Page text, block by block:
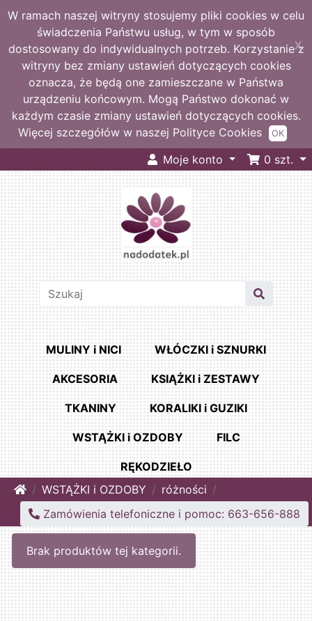
W ramach naszej witryny stosujemy pliki cookies w celu
świadczenia Państwu usług, w tym w sposób
dostosowany do indywidualnych potrzeb. Korzystanie z
witryny bez zmiany ustawień dotyczących cookies
oznacza, że będą one zamieszczane w Państwa
urządzeniu końcowym. Mogą Państwo dokonać w
każdym czasie zmiany ustawień dotyczących cookies.
Więcej szczegółów w naszej Polityce Cookies
X
OK
Moje konto 0 szt.
MULINY i NICI WŁÓCZKI i SZNURKI
AKCESORIA KSIĄŻKI i ZESTAWY
TKANINY KORALIKI i GUZIKI
WSTĄŻKI i OZDOBY FILC
RĘKODZIEŁO
HomeWSTĄŻKI i OZDOBY
różności
Zamówienia telefoniczne i pomoc: 663-656-888
Brak produktów tej kategorii.